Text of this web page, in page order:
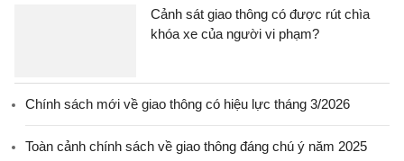
Cảnh sát giao thông có được rút chìa
khóa xe của người vi phạm?
Chính sách mới về giao thông có hiệu lực tháng 3/2026
Toàn cảnh chính sách về giao thông đáng chú ý năm 2025